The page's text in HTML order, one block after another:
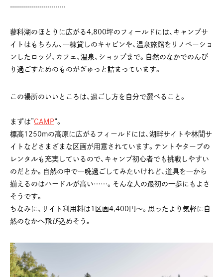
⋅⋅⋅⋅⋅⋅⋅⋅⋅⋅⋅⋅⋅⋅⋅⋅⋅⋅⋅⋅⋅⋅⋅⋅⋅⋅⋅⋅
蓼科湖のほとりに広がる4,800坪のフィールドには、キャンプサ
イトはもちろん、一棟貸しのキャビンや、温泉旅館をリノベーショ
ンしたロッジ、カフェ、温泉、ショップまで。自然のなかでのんび
り過ごすためのものがぎゅっと詰まっています。
この場所のいいところは、過ごし方を自分で選べること。
まずは”CAMP“。
標高1250mの高原に広がるフィールドには、湖畔サイトや林間サ
イトなどさまざまな区画が用意されています。テントやタープの
レンタルも充実しているので、キャンプ初心者でも挑戦しやすい
のだとか。自然の中で一晩過ごしてみたいけれど、道具を一から
揃えるのはハードルが高い……。そんな人の最初の一歩にもよさ
そうです。
ちなみに、サイト利用料は1区画4,400円〜。思ったより気軽に自
然のなかへ飛び込めそう。